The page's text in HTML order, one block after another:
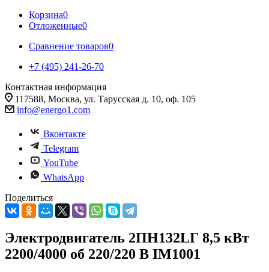
Корзина0
Отложенные0
Сравнение товаров0
+7 (495) 241-26-70
Контактная информация
117588, Москва, ул. Тарусская д. 10, оф. 105
info@energo1.com
Вконтакте
Telegram
YouTube
WhatsApp
Поделиться
Электродвигатель 2ПН132LГ 8,5 кВт
2200/4000 об 220/220 В IM1001